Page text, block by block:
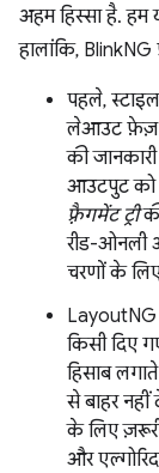
अहम हिस्सा है. हम
हालांकि, BlinkNG
पहले,
लेआउट फ़ेज़
की
आउटपुट को
फ़्रैगमेंट ट्री
रीड-ओनली
चरणों के
किसी दिए
हिसाब
से बाहर
के लिए
और